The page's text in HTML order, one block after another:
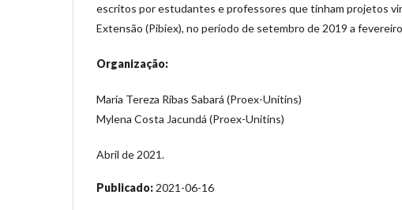
escritos por estudantes e professores que tinham projetos
Extensão (Pibiex), no período de setembro de 2019 a
Organização:
Maria Tereza Ribas Sabará (Proex-Unitins)
Mylena Costa Jacundá (Proex-Unitins)
Abril de 2021.
Publicado: 2021-06-16